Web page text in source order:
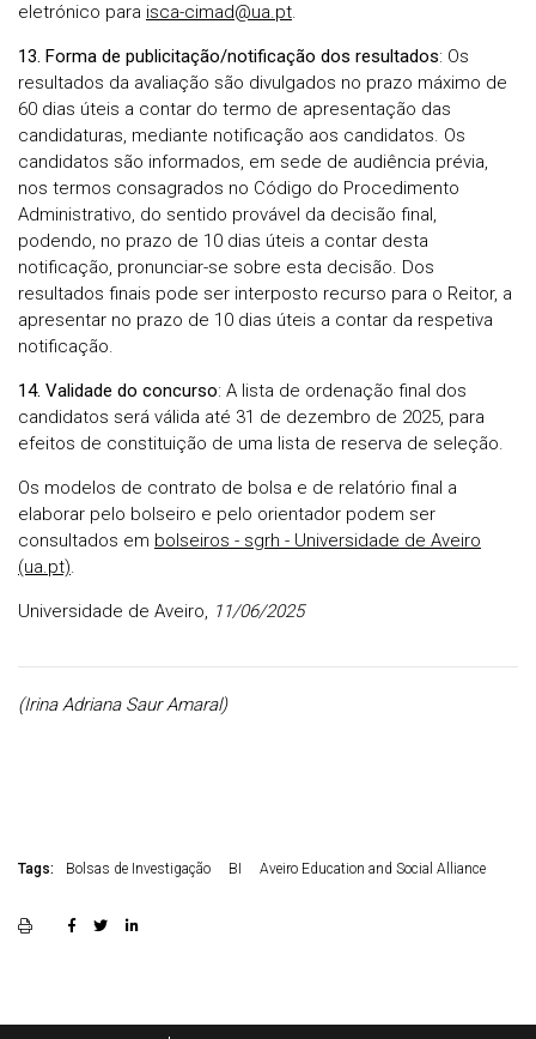
eletrónico para isca-cimad@ua.pt.
13. Forma de publicitação/notificação dos resultados: Os
resultados da avaliação são divulgados no prazo máximo de
60 dias úteis a contar do termo de apresentação das
candidaturas, mediante notificação aos candidatos. Os
candidatos são informados, em sede de audiência prévia,
nos termos consagrados no Código do Procedimento
Administrativo, do sentido provável da decisão final,
podendo, no prazo de 10 dias úteis a contar desta
notificação, pronunciar-se sobre esta decisão. Dos
resultados finais pode ser interposto recurso para o Reitor, a
apresentar no prazo de 10 dias úteis a contar da respetiva
notificação.
14. Validade do concurso: A lista de ordenação final dos
candidatos será válida até 31 de dezembro de 2025, para
efeitos de constituição de uma lista de reserva de seleção.
Os modelos de contrato de bolsa e de relatório final a
elaborar pelo bolseiro e pelo orientador podem ser
consultados em bolseiros - sgrh - Universidade de Aveiro
(ua.pt).
Universidade de Aveiro, 11/06/2025
(Irina Adriana Saur Amaral)
Tags: Bolsas de Investigação BI Aveiro Education and Social Alliance